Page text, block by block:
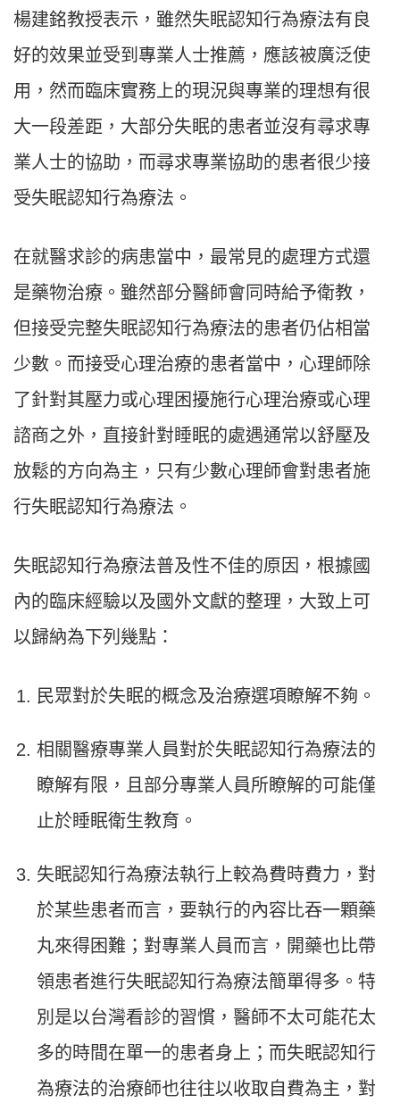
楊建銘教授表示，雖然失眠認知行為療法有良
好的效果並受到專業人士推薦，應該被廣泛使
用，然而臨床實務上的現況與專業的理想有很
大一段差距，大部分失眠的患者並沒有尋求專
業人士的協助，而尋求專業協助的患者很少接
受失眠認知行為療法。
在就醫求診的病患當中，最常見的處理方式還
是藥物治療。雖然部分醫師會同時給予衛教，
但接受完整失眠認知行為療法的患者仍佔相當
少數。而接受心理治療的患者當中，心理師除
了針對其壓力或心理困擾施行心理治療或心理
諮商之外，直接針對睡眠的處遇通常以舒壓及
放鬆的方向為主，只有少數心理師會對患者施
行失眠認知行為療法。
失眠認知行為療法普及性不佳的原因，根據國
內的臨床經驗以及國外文獻的整理，大致上可
以歸納為下列幾點：
民眾對於失眠的概念及治療選項瞭解不夠。
相關醫療專業人員對於失眠認知行為療法的
瞭解有限，且部分專業人員所瞭解的可能僅
止於睡眠衛生教育。
失眠認知行為療法執行上較為費時費力，對
於某些患者而言，要執行的內容比吞一顆藥
丸來得困難；對專業人員而言，開藥也比帶
領患者進行失眠認知行為療法簡單得多。特
別是以台灣看診的習慣，醫師不太可能花太
多的時間在單一的患者身上；而失眠認知行
為療法的治療師也往往以收取自費為主，對